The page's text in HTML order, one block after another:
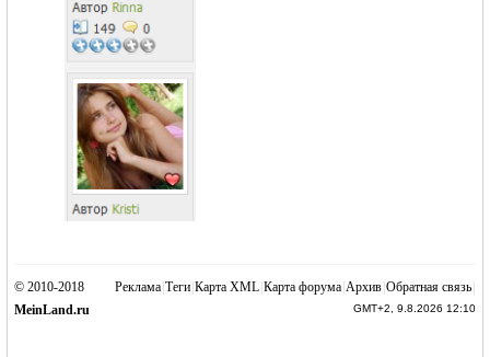
Реклама|Теги|Карта XML|Карта форума|Архив|Обратная связь|
GMT+2, 9.8.2026 12:10
© 2010-2018
MeinLand.ru